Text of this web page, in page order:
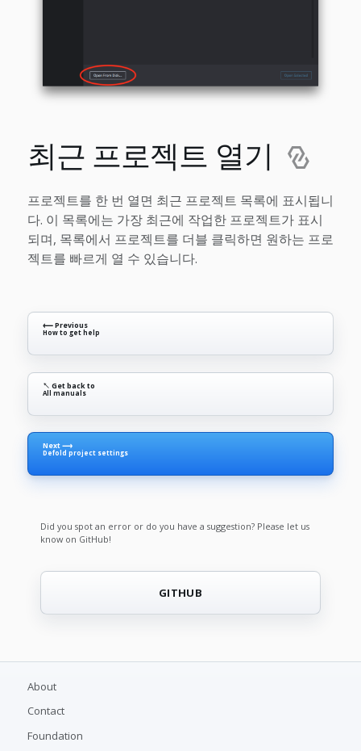
최근 프로젝트 열기
프로젝트를 한 번 열면 최근 프로젝트 목록에 표시됩니
다. 이 목록에는 가장 최근에 작업한 프로젝트가 표시
되며, 목록에서 프로젝트를 더블 클릭하면 원하는 프로
젝트를 빠르게 열 수 있습니다.
⟵ Previous
How to get help
↖ Get back to
All manuals
Next ⟶
Defold project settings
Did you spot an error or do you have a suggestion? Please let us
know on GitHub!
GITHUB
About
Contact
Foundation